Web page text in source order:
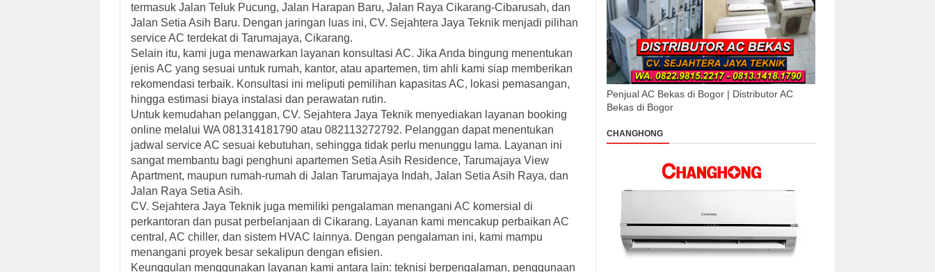
termasuk Jalan Teluk Pucung, Jalan Harapan Baru, Jalan Raya Cikarang-Cibarusah, dan
Jalan Setia Asih Baru. Dengan jaringan luas ini, CV. Sejahtera Jaya Teknik menjadi pilihan
service AC terdekat di Tarumajaya, Cikarang.
Selain itu, kami juga menawarkan layanan konsultasi AC. Jika Anda bingung menentukan
jenis AC yang sesuai untuk rumah, kantor, atau apartemen, tim ahli kami siap memberikan
rekomendasi terbaik. Konsultasi ini meliputi pemilihan kapasitas AC, lokasi pemasangan,
hingga estimasi biaya instalasi dan perawatan rutin.
Untuk kemudahan pelanggan, CV. Sejahtera Jaya Teknik menyediakan layanan booking
online melalui WA 081314181790 atau 082113272792. Pelanggan dapat menentukan
jadwal service AC sesuai kebutuhan, sehingga tidak perlu menunggu lama. Layanan ini
sangat membantu bagi penghuni apartemen Setia Asih Residence, Tarumajaya View
Apartment, maupun rumah-rumah di Jalan Tarumajaya Indah, Jalan Setia Asih Raya, dan
Jalan Raya Setia Asih.
CV. Sejahtera Jaya Teknik juga memiliki pengalaman menangani AC komersial di
perkantoran dan pusat perbelanjaan di Cikarang. Layanan kami mencakup perbaikan AC
central, AC chiller, dan sistem HVAC lainnya. Dengan pengalaman ini, kami mampu
menangani proyek besar sekalipun dengan efisien.
Keunggulan menggunakan layanan kami antara lain: teknisi berpengalaman, penggunaan
Penjual AC Bekas di Bogor | Distributor AC
Bekas di Bogor
CHANGHONG